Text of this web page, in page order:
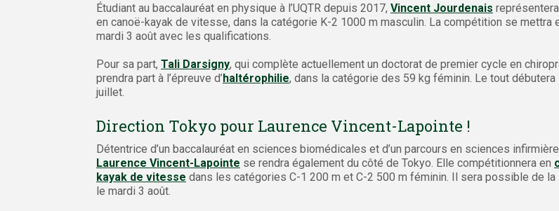
Étudiant au baccalauréat en physique à l’UQTR depuis 2017, Vincent Jourdenais
en canoë-kayak de vitesse, dans la catégorie K-2 1000 m masculin. La compétition se mettra
mardi 3 août avec les qualifications.
Pour sa part, Tali Darsigny, qui complète actuellement un doctorat de premier cycle en
prendra part à l’épreuve d’haltérophilie, dans la catégorie des 59 kg féminin. Le tout débutera
juillet.
Direction Tokyo pour Laurence Vincent-Lapointe !
Détentrice d’un baccalauréat en sciences biomédicales et d’un parcours en sciences
Laurence Vincent-Lapointe se rendra également du côté de Tokyo. Elle compétitionnera en
kayak de vitesse dans les catégories C-1 200 m et C-2 500 m féminin. Il sera possible de la
le mardi 3 août.